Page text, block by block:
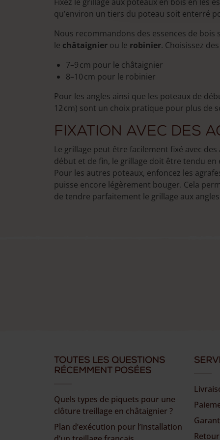
qu’environ un tiers du poteau soit enterré
Nous recommandons des essences de bois
le châtaignier ou le robinier. Choisissez
7–9 cm pour le châtaignier
8–10 cm pour le robinier
Pour les angles ainsi que les poteaux de
12 cm) sont un choix pratique pour plus de
Fixation avec des
Le grillage peut être facilement fixé avec
début et de fin, le grillage doit être tendu
Pour les autres poteaux, enfoncez les
puisse encore légèrement bouger. Cela
de tendre parfaitement le grillage aux
Toutes les questions
récemment posées
Quels types de piquets pour une
clôture treillage en châtaignier ?
Plan d’exécution pour l’installation
Retour